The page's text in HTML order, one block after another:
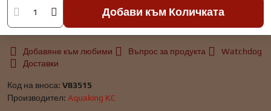
Добави към Количката
Добавяне към любими Въпрос за продукта
Watchdog
Доставки
Код на вноса: V83515
Производител: Aquaking KC